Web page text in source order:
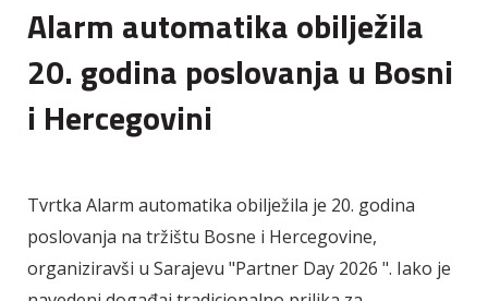
Alarm automatika obilježila
20. godina poslovanja u Bosni
i Hercegovini
Tvrtka Alarm automatika obilježila je 20. godina
poslovanja na tržištu Bosne i Hercegovine,
organiziravši u Sarajevu "Partner Day 2026 ". Iako je